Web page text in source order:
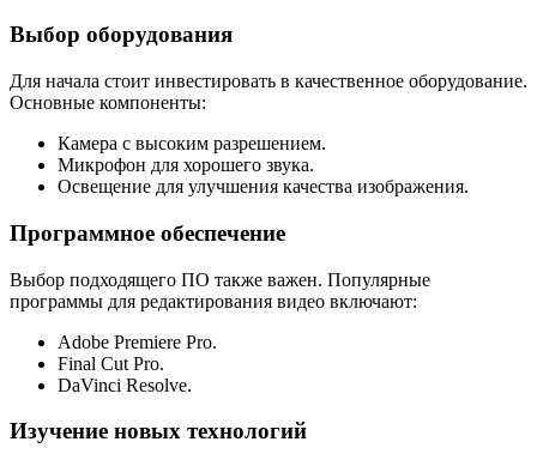
Выбор оборудования
Для начала стоит инвестировать в качественное оборудование.
Основные компоненты:
Камера с высоким разрешением.
Микрофон для хорошего звука.
Освещение для улучшения качества изображения.
Программное обеспечение
Выбор подходящего ПО также важен. Популярные
программы для редактирования видео включают:
Adobe Premiere Pro.
Final Cut Pro.
DaVinci Resolve.
Изучение новых технологий